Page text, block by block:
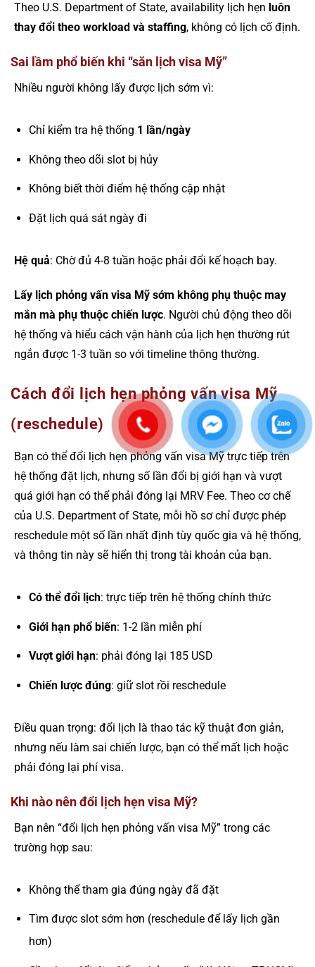
Theo U.S. Department of State, availability lịch hẹn luôn
thay đổi theo workload và staffing, không có lịch cố định.
Sai lầm phổ biến khi “săn lịch visa Mỹ”
Nhiều người không lấy được lịch sớm vì:
Chỉ kiểm tra hệ thống 1 lần/ngày
Không theo dõi slot bị hủy
Không biết thời điểm hệ thống cập nhật
Đặt lịch quá sát ngày đi
Hệ quả: Chờ đủ 4-8 tuần hoặc phải đổi kế hoạch bay.
Lấy lịch phỏng vấn visa Mỹ sớm không phụ thuộc may
mắn mà phụ thuộc chiến lược. Người chủ động theo dõi
hệ thống và hiểu cách vận hành của lịch hẹn thường rút
ngắn được 1-3 tuần so với timeline thông thường.
Cách đổi lịch hẹn phỏng vấn visa Mỹ
(reschedule)
Bạn có thể đổi lịch hẹn phỏng vấn visa Mỹ trực tiếp trên
hệ thống đặt lịch, nhưng số lần đổi bị giới hạn và vượt
quá giới hạn có thể phải đóng lại MRV Fee. Theo cơ chế
của U.S. Department of State, mỗi hồ sơ chỉ được phép
reschedule một số lần nhất định tùy quốc gia và hệ thống,
và thông tin này sẽ hiển thị trong tài khoản của bạn.
Có thể đổi lịch: trực tiếp trên hệ thống chính thức
Giới hạn phổ biến: 1-2 lần miễn phí
Vượt giới hạn: phải đóng lại 185 USD
Chiến lược đúng: giữ slot rồi reschedule
Điều quan trọng: đổi lịch là thao tác kỹ thuật đơn giản,
nhưng nếu làm sai chiến lược, bạn có thể mất lịch hoặc
phải đóng lại phí visa.
Khi nào nên đổi lịch hẹn visa Mỹ?
Bạn nên “đổi lịch hẹn phỏng vấn visa Mỹ” trong các
trường hợp sau:
Không thể tham gia đúng ngày đã đặt
Tìm được slot sớm hơn (reschedule để lấy lịch gần
hơn)